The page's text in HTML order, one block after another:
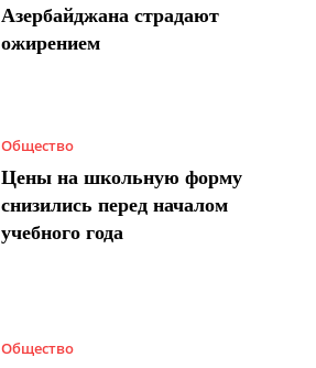
Азербайджана страдают
ожирением
Общество
Цены на школьную форму
снизились перед началом
учебного года
Общество